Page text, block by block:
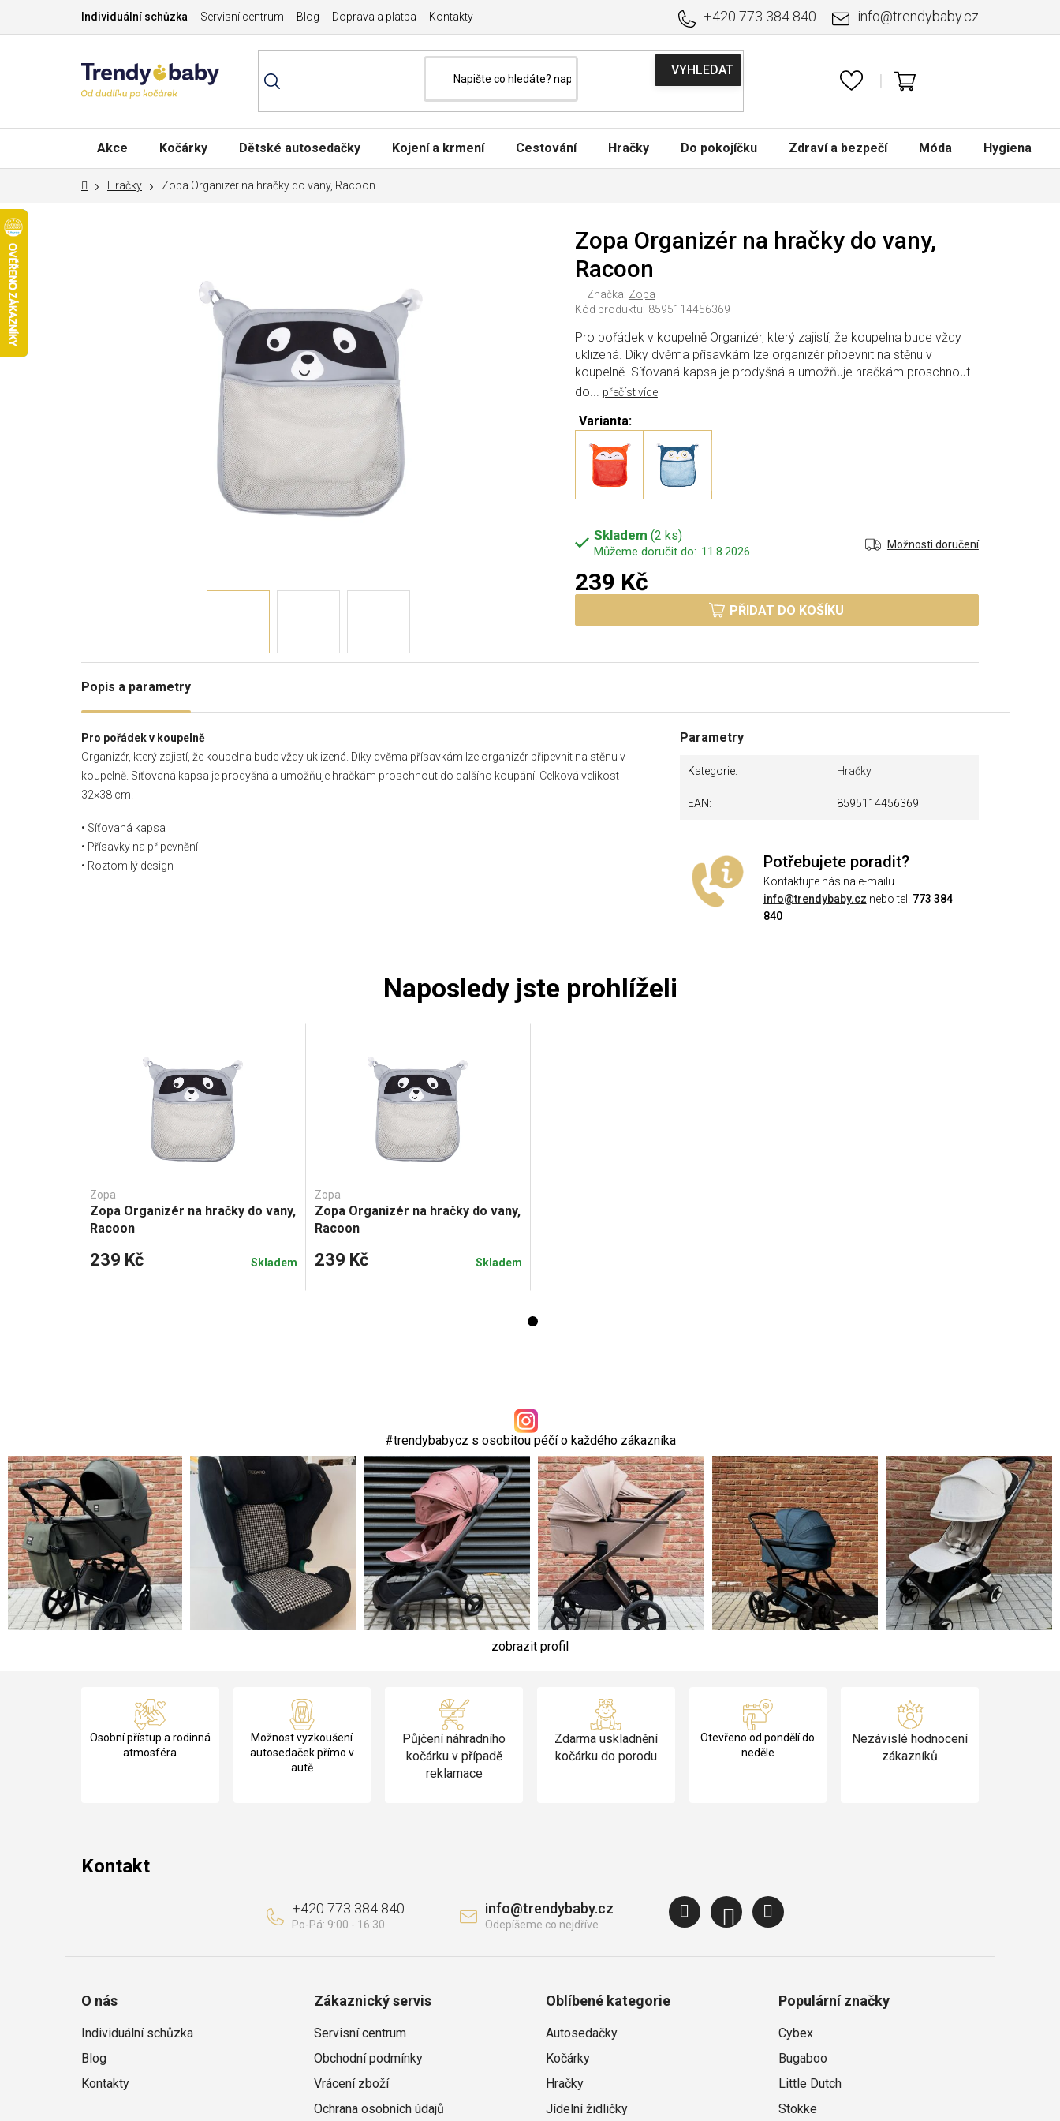
Individuální schůzka Servisní centrum Blog Doprava a platba Kontakty info@trendybaby.cz
+420 773 384 840
KOŠÍK
Akce Kočárky Dětské autosedačky Kojení a krmení Cestování Hračky Do pokojíčku Zdraví a bezpečí Móda Hygiena
DomůHračky Zopa Organizér na hračky do vany, Racoon
Zopa Organizér na hračky do vany,
Racoon
Značka: Zopa
Kód produktu: 8595114456369
Varianta:
Pro pořádek v koupelně Organizér, který zajistí, že koupelna bude vždy
uklizená. Díky dvěma přísavkám lze organizér připevnit na stěnu v
koupelně. Síťovaná kapsa je prodyšná a umožňuje hračkám proschnout
do... přečíst více
Skladem (2 ks)
11.8.2026 Možnosti doručení
239 Kč
PŘIDAT DO KOŠÍKU
Popis a parametry
Pro pořádek v koupelně
Organizér, který zajistí, že koupelna bude vždy uklizená. Díky dvěma přísavkám lze organizér připevnit na stěnu v
koupelně. Síťovaná kapsa je prodyšná a umožňuje hračkám proschnout do dalšího koupání. Celková velikost
32×38 cm.
• Síťovaná kapsa
• Přísavky na připevnění
• Roztomilý design
Parametry
Kategorie Hračky
EAN 8595114456369
Potřebujete poradit?
Kontaktujte nás na e-mailu
info@trendybaby.cz nebo tel. 773 384
840
Naposledy jste prohlíželi
Zopa
Zopa Organizér na hračky do vany,
Racoon
239 Kč Skladem
Zopa
Zopa Organizér na hračky do vany,
Racoon
239 Kč Skladem
#trendybabycz s osobitou péčí o každého zákazníka
zobrazit profil
Osobní přístup a rodinná
atmosféra
Možnost vyzkoušení
autosedaček přímo v
autě
Půjčení náhradního
kočárku v případě
reklamace
Zdarma uskladnění
kočárku do porodu
Otevřeno od pondělí do
neděle
Nezávislé hodnocení
zákazníků
Kontakt
info@trendybaby.cz
+420 773 384 840
O nás
Individuální schůzka
Blog
Kontakty
Zákaznický servis
Servisní centrum
Obchodní podmínky
Vrácení zboží
Ochrana osobních údajů
Oblíbené kategorie
Autosedačky
Kočárky
Hračky
Jídelní židličky
Populární značky
Cybex
Bugaboo
Little Dutch
Stokke